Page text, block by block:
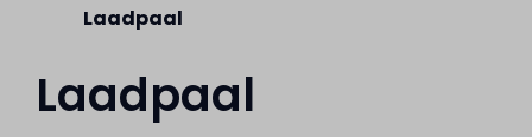
Laadpaal
Laadpaal